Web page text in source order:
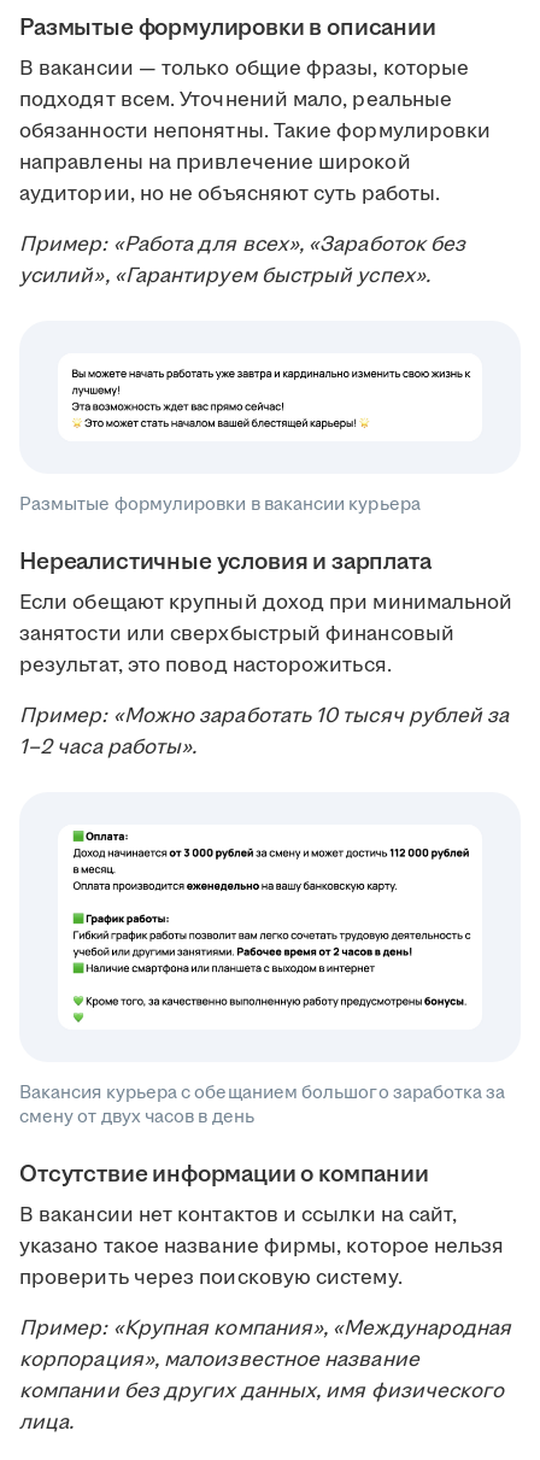
Размытые формулировки в описании
В вакансии — только общие фразы, которые
подходят всем. Уточнений мало, реальные
обязанности непонятны. Такие формулировки
направлены на привлечение широкой
аудитории, но не объясняют суть работы.
Пример: «Работа для всех», «Заработок без
усилий», «Гарантируем быстрый успех».
Размытые формулировки в вакансии курьера
Нереалистичные условия и зарплата
Если обещают крупный доход при минимальной
занятости или сверхбыстрый финансовый
результат, это повод насторожиться.
Пример: «Можно заработать 10 тысяч рублей за
1–2 часа работы».
Вакансия курьера с обещанием большого заработка за
смену от двух часов в день
Отсутствие информации о компании
В вакансии нет контактов и ссылки на сайт,
указано такое название фирмы, которое нельзя
проверить через поисковую систему.
Пример: «Крупная компания», «Международная
корпорация», малоизвестное название
компании без других данных, имя физического
лица.